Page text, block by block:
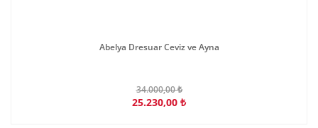
Abelya Dresuar Ceviz ve Ayna
34.000,00 ₺
25.230,00 ₺